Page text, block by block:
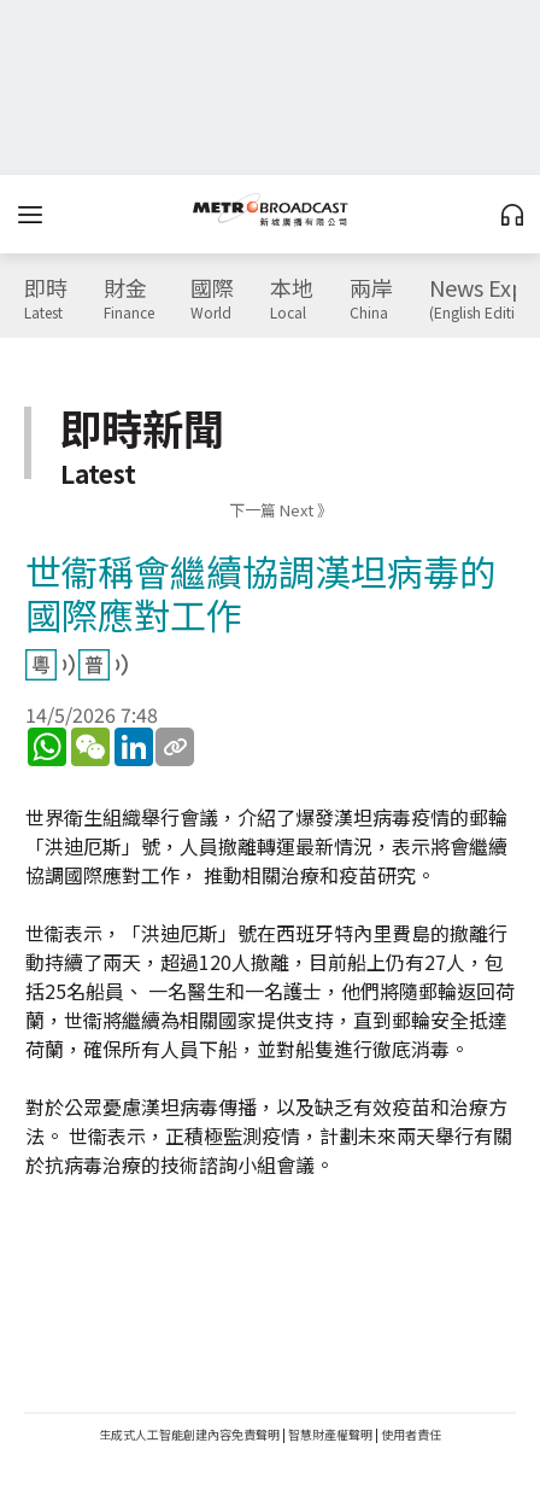
即時
Latest
財金
Finance
國際
World
本地
Local
兩岸
China
News
(English Edition)
即時新聞
Latest
下一篇 Next 》
世衞稱會繼續協調漢坦病毒的
國際應對工作
14/5/2026 7:48
WhatsApp
WeChatLinkedIn
世界衛生組織舉行會議，介紹了爆發漢坦病毒疫情的郵輪
「洪迪厄斯」號，人員撤離轉運最新情況，表示將會繼續
協調國際應對工作， 推動相關治療和疫苗研究。
世衞表示，「洪迪厄斯」號在西班牙特內里費島的撤離行
動持續了兩天，超過120人撤離，目前船上仍有27人，包
括25名船員、 一名醫生和一名護士，他們將隨郵輪返回荷
蘭，世衞將繼續為相關國家提供支持，直到郵輪安全抵達
荷蘭，確保所有人員下船，並對船隻進行徹底消毒。
對於公眾憂慮漢坦病毒傳播，以及缺乏有效疫苗和治療方
法。 世衞表示，正積極監測疫情，計劃未來兩天舉行有關
於抗病毒治療的技術諮詢小組會議。
生成式人工智能創建內容免責聲明 | 智慧財產權聲明 | 使用者責任